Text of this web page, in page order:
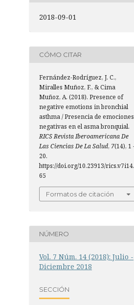
2018-09-01
CÓMO CITAR
Fernández-Rodríguez, J. C.,
Miralles Muñoz, F., & Cima
Muñoz, A. (2018). Presence of
negative emotions in bronchial
asthma / Presencia de emociones
negativas en el asma bronquial.
RICS Revista Iberoamericana De
Las Ciencias De La Salud, 7(14), 1
20.
https://doi.org/10.23913/rics.v7i14.
65
Formatos de citación
NÚMERO
Vol. 7 Núm. 14 (2018): Julio -
Diciembre 2018
SECCIÓN